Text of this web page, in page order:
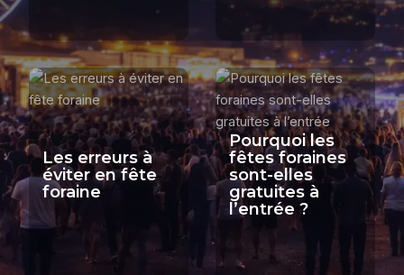
Les erreurs à
éviter en fête
foraine
Pourquoi les
fêtes foraines
sont-elles
gratuites à
l’entrée ?